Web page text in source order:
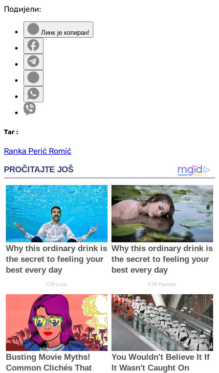
Подијели:
Линк је копиран!
Таг :
Ranka Perić Romić